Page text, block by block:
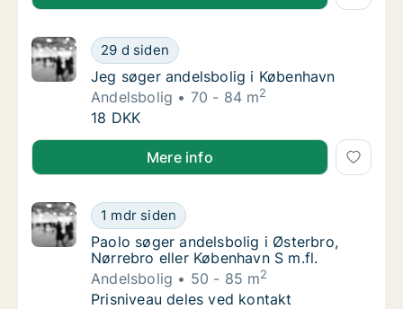
Jeg søger andelsbolig i København
29 d siden
Jeg søger andelsbolig i København
Jeg søger andelsbolig i København
Andelsbolig
70 - 84 m2
Jeg søger andelsbolig i København
18 DKK
Jeg søger andelsbolig i København
Mere info
Paolo søger andelsbolig i Østerbro,
1 mdr siden
Paolo søger andelsbolig i Østerbro,
Paolo søger andelsbolig i Østerbro,
Nørrebro eller København S m.fl.
Andelsbolig
50 - 85 m2
Paolo søger andelsbolig i Østerbro,
Prisniveau deles ved kontakt